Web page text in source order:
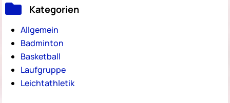
 Kategorien
Allgemein
Badminton
Basketball
Laufgruppe
Leichtathletik